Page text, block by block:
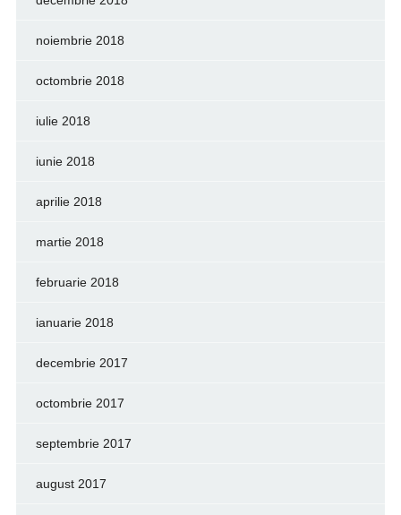
noiembrie 2018
octombrie 2018
iulie 2018
iunie 2018
aprilie 2018
martie 2018
februarie 2018
ianuarie 2018
decembrie 2017
octombrie 2017
septembrie 2017
august 2017